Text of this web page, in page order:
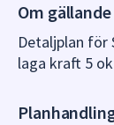
Om
Detaljplan för
laga kraft 5